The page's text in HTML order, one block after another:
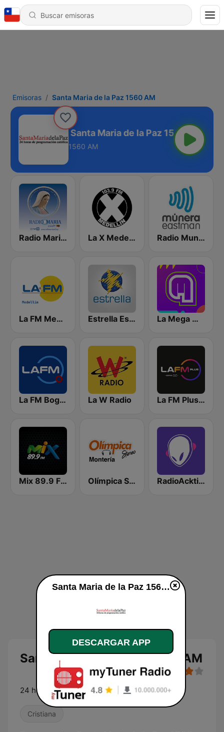
Emisoras Santa Maria de la Paz 1560 AM
Santa Maria de la Paz 1560 AM
1560 AM
Radio Maria Colombia La X Medellín Radio Munera
La FM Medellín Estrella Estéreo La Mega Medellin
La FM Bogotá La W Radio La FM Plus Medellín
Mix 89.9 FM Medellin Olímpica Stereo Montería 90.5 FM RadioAcktiva Bogotá
Santa Maria de la Paz 1560 AM
24 horas de programacion catolica
Cristiana
Santa Maria de la Paz 1560 AM en vivo
DESCARGAR APP